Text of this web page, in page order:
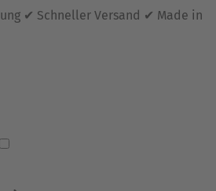
✔ Schneller Versand ✔ Made in